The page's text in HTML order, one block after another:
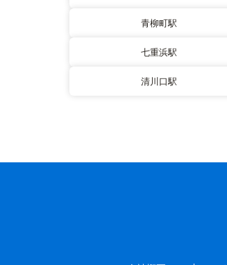
青柳町駅
七重浜駅
清川口駅